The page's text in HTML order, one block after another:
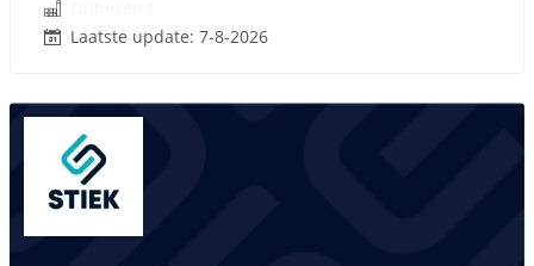
Laatste update: 7-8-2026